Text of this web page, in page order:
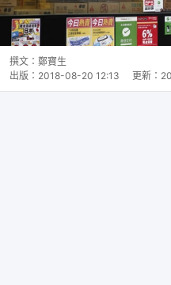
撰文： 鄭寶生
出版： 2018-08-20 12:13 更新：